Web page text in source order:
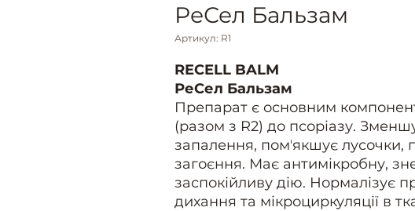
РеСел Бальзам
Артикул: R1
RECELL BALM
РеСел Бальзам
Препарат є основним
(разом з R2) до псоріазу.
запалення, помʼякшує лусочки,
загоєння. Має антимікробну,
заспокійливу дію. Нормалізує
дихання та мікроциркуляції в